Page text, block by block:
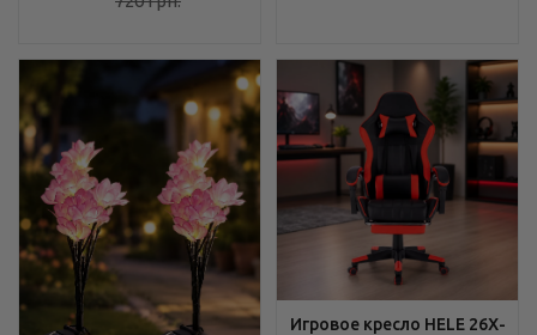
Игровое кресло HELE 26X-